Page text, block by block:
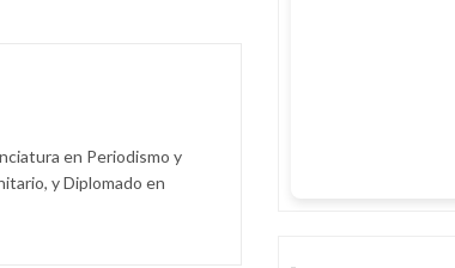
en Periodismo y
y Diplomado en